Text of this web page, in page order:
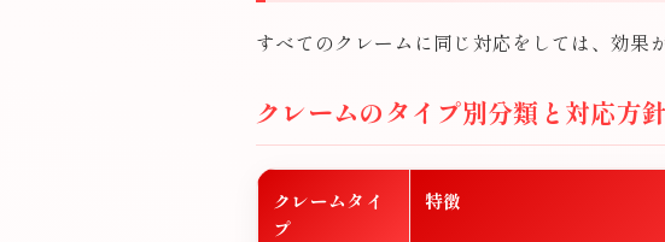
すべてのクレームに同じ対応をしては、効果
クレームのタイプ別分類と対応方針
クレームタイ
プ
特徴